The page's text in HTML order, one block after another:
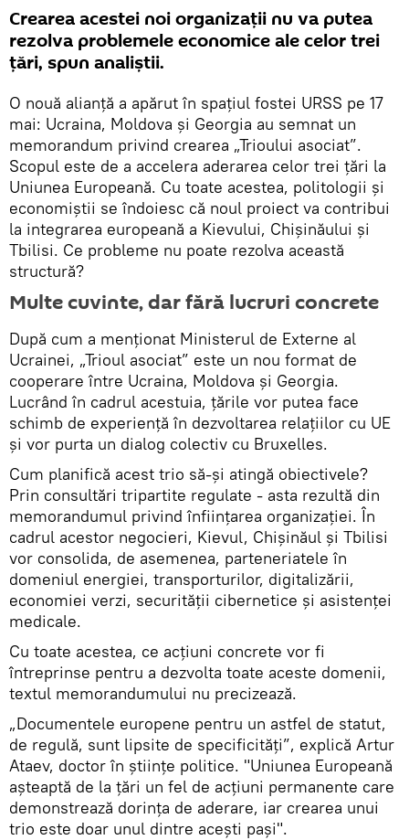
Crearea acestei noi organizații nu va putea
rezolva problemele economice ale celor trei
țări, spun analiștii.
O nouă alianță a apărut în spațiul fostei URSS pe 17
mai: Ucraina, Moldova și Georgia au semnat un
memorandum privind crearea „Trioului asociat”.
Scopul este de a accelera aderarea celor trei țări la
Uniunea Europeană. Cu toate acestea, politologii și
economiștii se îndoiesc că noul proiect va contribui
la integrarea europeană a Kievului, Chișinăului și
Tbilisi. Ce probleme nu poate rezolva această
structură?
Multe cuvinte, dar fără lucruri concrete
După cum a menționat Ministerul de Externe al
Ucrainei, „Trioul asociat” este un nou format de
cooperare între Ucraina, Moldova și Georgia.
Lucrând în cadrul acestuia, țările vor putea face
schimb de experiență în dezvoltarea relațiilor cu UE
și vor purta un dialog colectiv cu Bruxelles.
Cum planifică acest trio să-și atingă obiectivele?
Prin consultări tripartite regulate - asta rezultă din
memorandumul privind înființarea organizației. În
cadrul acestor negocieri, Kievul, Chișinăul și Tbilisi
vor consolida, de asemenea, parteneriatele în
domeniul energiei, transporturilor, digitalizării,
economiei verzi, securității cibernetice și asistenței
medicale.
Cu toate acestea, ce acțiuni concrete vor fi
întreprinse pentru a dezvolta toate aceste domenii,
textul memorandumului nu precizează.
„Documentele europene pentru un astfel de statut,
de regulă, sunt lipsite de specificități”, explică Artur
Ataev, doctor în științe politice. "Uniunea Europeană
așteaptă de la țări un fel de acțiuni permanente care
demonstrează dorința de aderare, iar crearea unui
trio este doar unul dintre acești pași".